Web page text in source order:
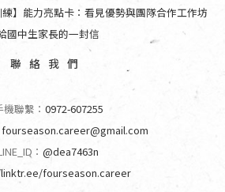
練】能力亮點卡：看見優勢與團隊合作工作坊
國中生家長的一封信
聯絡我們
機聯繫： 0972-607255
fourseason.career@gmail.com
： @dea7463n
fourseason.career